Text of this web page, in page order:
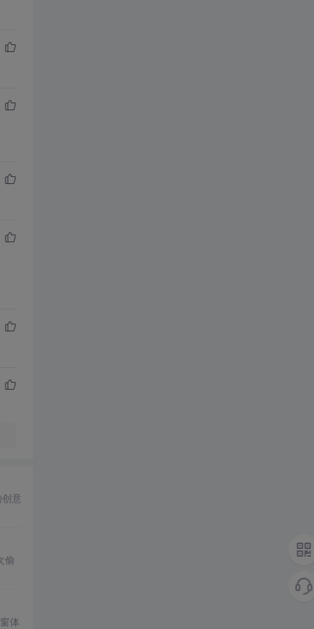
意
偷
体